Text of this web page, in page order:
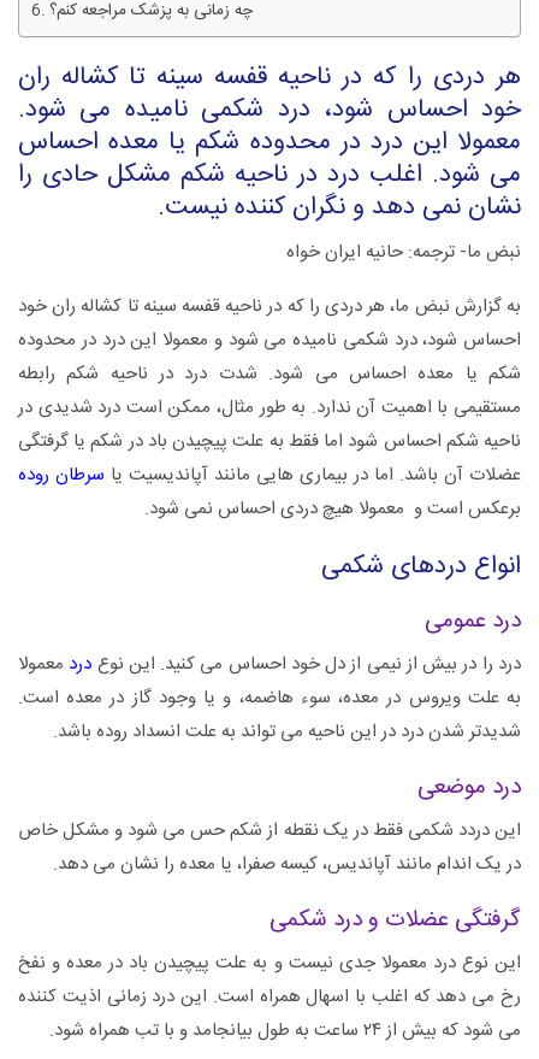
چه زمانی به پزشک مراجعه کنم؟
هر دردی را که در ناحیه قفسه سینه تا کشاله ران
خود احساس شود، درد شکمی نامیده می شود.
معمولا این درد در محدوده شکم یا معده احساس
می شود. اغلب درد در ناحیه شکم مشکل حادی را
نشان نمی دهد و نگران کننده نیست.
نبض ما- ترجمه: حانیه ایران خواه
به گزارش نبض ما، هر دردی را که در ناحیه قفسه سینه تا کشاله ران خود
احساس شود، درد شکمی نامیده می شود و معمولا این درد در محدوده
شکم یا معده احساس می شود. شدت درد در ناحیه شکم رابطه
مستقیمی با اهمیت آن ندارد. به طور مثال، ممکن است درد شدیدی در
ناحیه شکم احساس شود اما فقط به علت پیچیدن باد در شکم یا گرفتگی
عضلات آن باشد. اما در بیماری هایی مانند آپاندیسیت یا سرطان روده
برعکس است و معمولا هیچ دردی احساس نمی شود.
انواع دردهای شکمی
درد عمومی
درد را در بیش از نیمی از دل خود احساس می کنید. این نوع درد معمولا
به علت ویروس در معده، سوء هاضمه، و یا وجود گاز در معده است.
شدیدتر شدن درد در این ناحیه می تواند به علت انسداد روده باشد.
درد موضعی
این دردد شکمی فقط در یک نقطه از شکم حس می شود و مشکل خاص
در یک اندام مانند آپاندیس، کیسه صفرا، یا معده را نشان می دهد.
گرفتگی عضلات و درد شکمی
این نوع درد معمولا جدی نیست و به علت پیچیدن باد در معده و نفخ
رخ می دهد که اغلب با اسهال همراه است. این درد زمانی اذیت کننده
می شود که بیش از ۲۴ ساعت به طول بیانجامد و با تب همراه شود.